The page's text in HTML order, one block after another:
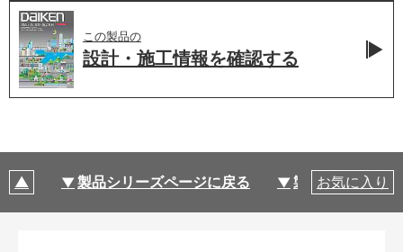
この製品の
設計・施工情報を確認する
製品シリーズページに戻る 製品仕様
お気に入り